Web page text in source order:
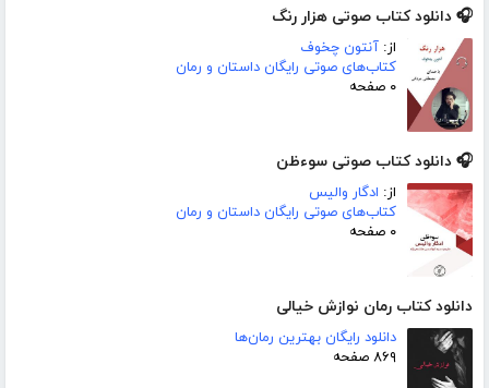
🎧 دانلود کتاب صوتی هزار رنگ
از: آنتون چخوف
کتاب‌های صوتی رایگان داستان و رمان
۰ صفحه
🎧 دانلود کتاب صوتی سوء‌ظن
از: ادگار والیس
کتاب‌های صوتی رایگان داستان و رمان
۰ صفحه
دانلود کتاب رمان نوازش خیالی
دانلود رایگان بهترین رمان‌ها
۸۶۹ صفحه